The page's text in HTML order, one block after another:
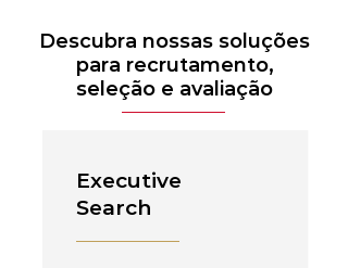
Descubra nossas soluções
para recrutamento,
seleção e avaliação
Executive
Search